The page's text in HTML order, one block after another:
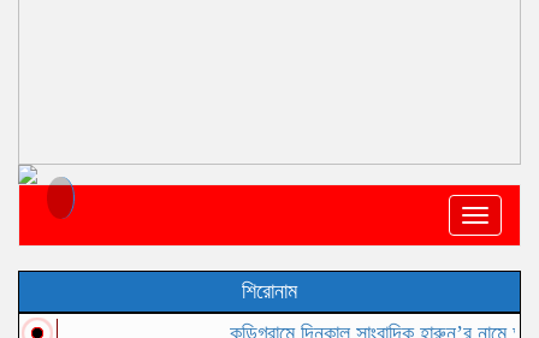
Toggle
শিরোনাম
কুড়িগ্রামে দিনকাল সাংবাদিক হারুন’র নামে